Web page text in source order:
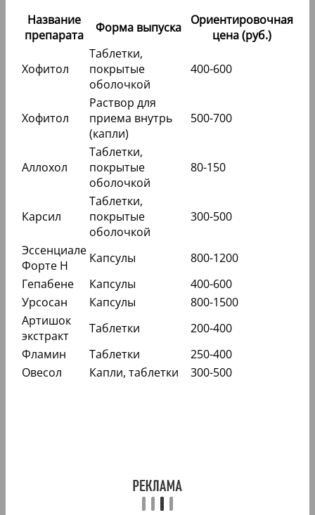
Название
препарата
Форма выпуска
Ориентировочная
цена (руб.)
Хофитол
Таблетки,
покрытые
оболочкой
400-600
Хофитол
Раствор для
приема внутрь
(капли)
500-700
Аллохол
Таблетки,
покрытые
оболочкой
80-150
Карсил
Таблетки,
покрытые
оболочкой
300-500
Эссенциале
Форте Н
Капсулы
800-1200
Гепабене
Капсулы
400-600
Урсосан
Капсулы
800-1500
Артишок
экстракт
Таблетки
200-400
Фламин
Таблетки
250-400
Овесол
Капли, таблетки 300-500